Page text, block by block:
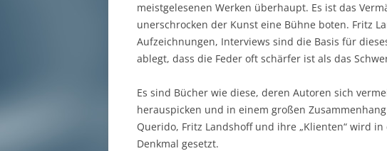
meistgelesenen Werken überhaupt. Es ist das
unerschrocken der Kunst eine Bühne boten. Fritz
Aufzeichnungen, Interviews sind die Basis für
ablegt, dass die Feder oft schärfer ist als das
Es sind Bücher wie diese, deren Autoren sich
herauspicken und in einem großen
Querido, Fritz Landshoff und ihre „Klienten“ wird
Denkmal gesetzt.